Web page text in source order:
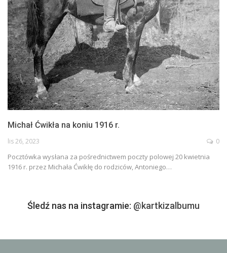
Michał Ćwikła na koniu 1916 r.
lis 26, 2023 0
Pocztówka wysłana za pośrednictwem poczty polowej 20 kwietnia
1916 r. przez Michała Ćwikłę do rodziców, Antoniego…
Śledź nas na instagramie: @kartkizalbumu